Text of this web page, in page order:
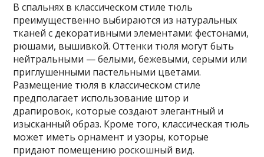
В спальнях в классическом стиле тюль
преимущественно выбираются из натуральных
тканей с декоративными элементами: фестонами,
рюшами, вышивкой. Оттенки тюля могут быть
нейтральными — белыми, бежевыми, серыми или
приглушенными пастельными цветами.
Размещение тюля в классическом стиле
предполагает использование штор и
драпировок, которые создают элегантный и
изысканный образ. Кроме того, классическая тюль
может иметь орнамент и узоры, которые
придают помещению роскошный вид.